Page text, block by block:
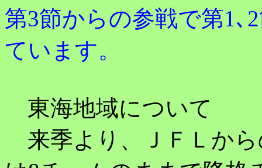
第3節からの参戦で第1､
ています。
東海地域について
来季より、ＪＦＬか